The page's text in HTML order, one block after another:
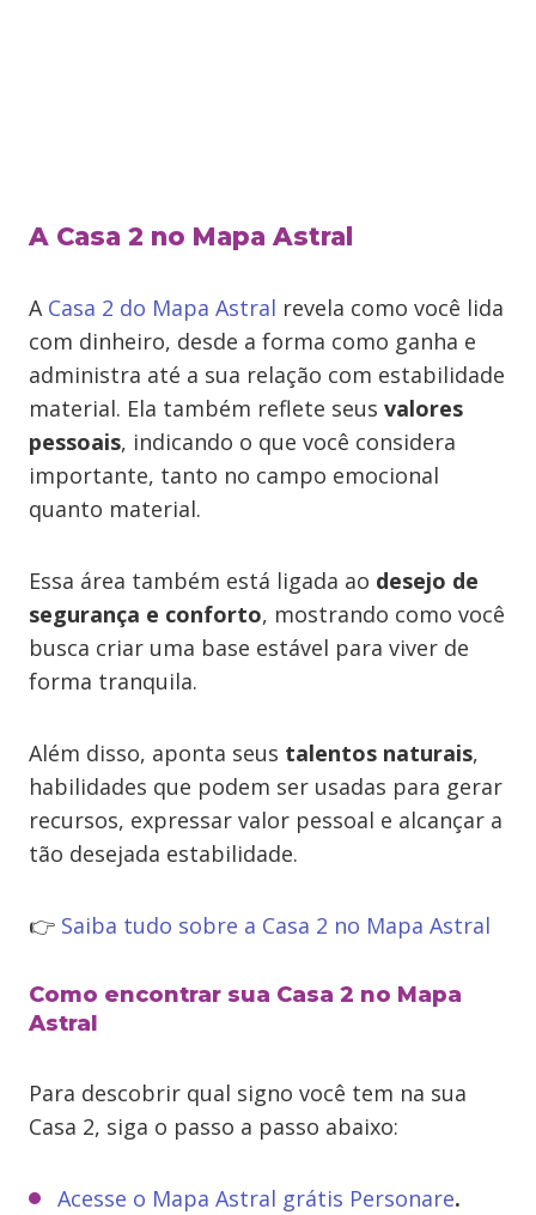
A Casa 2 no Mapa Astral
A Casa 2 do Mapa Astral revela como você lida
com dinheiro, desde a forma como ganha e
administra até a sua relação com estabilidade
material. Ela também reflete seus valores
pessoais, indicando o que você considera
importante, tanto no campo emocional
quanto material.
Essa área também está ligada ao desejo de
segurança e conforto, mostrando como você
busca criar uma base estável para viver de
forma tranquila.
Além disso, aponta seus talentos naturais,
habilidades que podem ser usadas para gerar
recursos, expressar valor pessoal e alcançar a
tão desejada estabilidade.
👉 Saiba tudo sobre a Casa 2 no Mapa Astral
Como encontrar sua Casa 2 no Mapa
Astral
Para descobrir qual signo você tem na sua
Casa 2, siga o passo a passo abaixo:
Acesse o Mapa Astral grátis Personare.